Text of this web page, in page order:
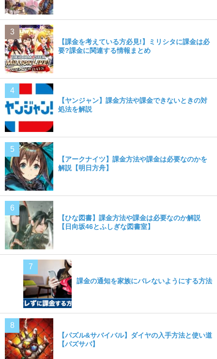
【課金を考えている方必見!】ミリシタに課金は必
要?課金に関連する情報まとめ
【ヤンジャン】課金方法や課金できないときの対
処法を解説
【アークナイツ】課金方法や課金は必要なのかを
解説【明日方舟】
【ひな図書】課金方法や課金は必要なのか解説
【日向坂46とふしぎな図書室】
課金の通知を家族にバレないようにする方法
【パズル&サバイバル】ダイヤの入手方法と使い道
【パズサバ】